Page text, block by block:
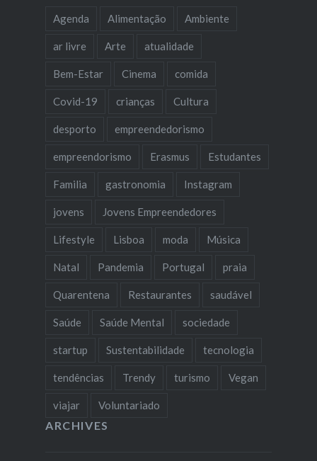
Agenda Alimentação Ambiente
ar livre Arte atualidade
Bem-Estar Cinema comida
Covid-19 crianças Cultura
desporto empreendedorismo
empreendorismo Erasmus Estudantes
Familia gastronomia Instagram
jovens Jovens Empreendedores
Lifestyle Lisboa moda Música
Natal Pandemia Portugal praia
Quarentena Restaurantes saudável
Saúde Saúde Mental sociedade
startup Sustentabilidade tecnologia
tendências Trendy turismo Vegan
viajar Voluntariado
ARCHIVES